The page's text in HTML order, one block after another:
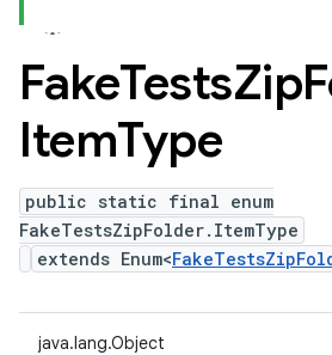
FakeTestsZip
ItemType
public static final enum
FakeTestsZipFolder.ItemType
extends Enum<
java.lang.Object